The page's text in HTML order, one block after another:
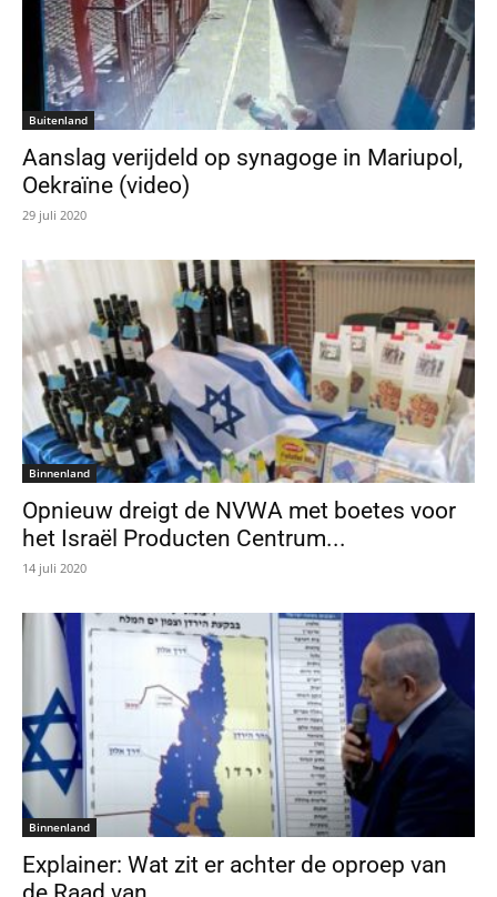
Buitenland
Aanslag verijdeld op synagoge in Mariupol,
Oekraïne (video)
29 juli 2020
Binnenland
Opnieuw dreigt de NVWA met boetes voor
het Israël Producten Centrum...
14 juli 2020
Binnenland
Explainer: Wat zit er achter de oproep van